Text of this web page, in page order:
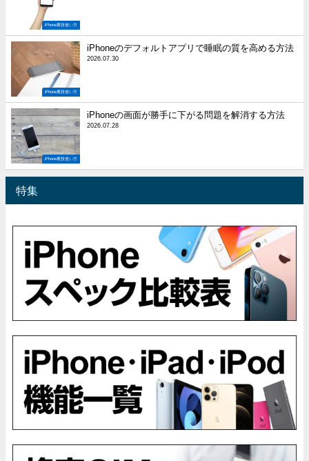
iPhone裏技使い方
iPhone裏技使い方
iPhoneのデフォルトアプリで睡眠の質を高める方法
2026.07.30
iPhone裏技使い方
iPhoneの画面が勝手に下がる問題を解消する方法
2026.07.28
特集